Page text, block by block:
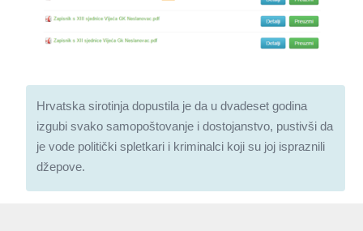
Hrvatska sirotinja dopustila je da u dvadeset godina
izgubi svako samopoštovanje i dostojanstvo, pustivši da
je vode politički spletkari i kriminalci koji su joj ispraznili
džepove.